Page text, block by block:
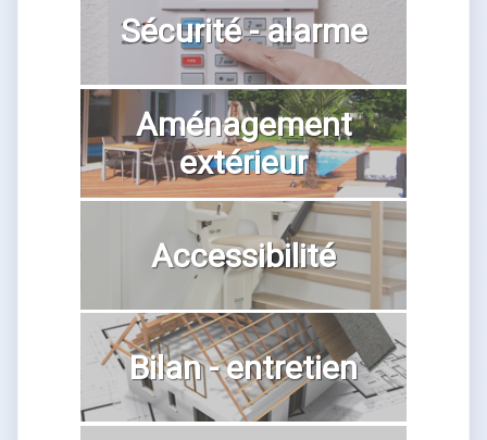
Sécurité - alarme
Aménagement
extérieur
Accessibilité
Bilan - entretien